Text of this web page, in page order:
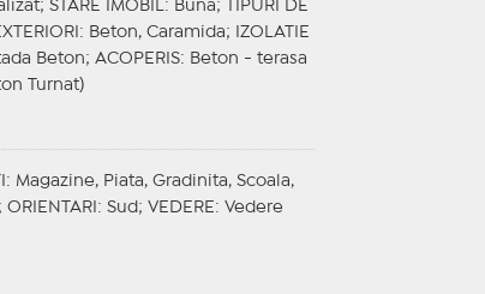
STARE IMOBIL : Buna;
TIPURI DE
: Beton, Caramida;
IZOLATIE
Beton; ACOPERIS: Beton - terasa
Turnat)
: Magazine, Piata, Gradinita, Scoala,
ORIENTARI : Sud; VEDERE : Vedere